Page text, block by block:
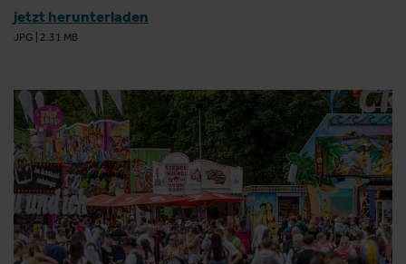
jetzt herunterladen
JPG 2.31 MB